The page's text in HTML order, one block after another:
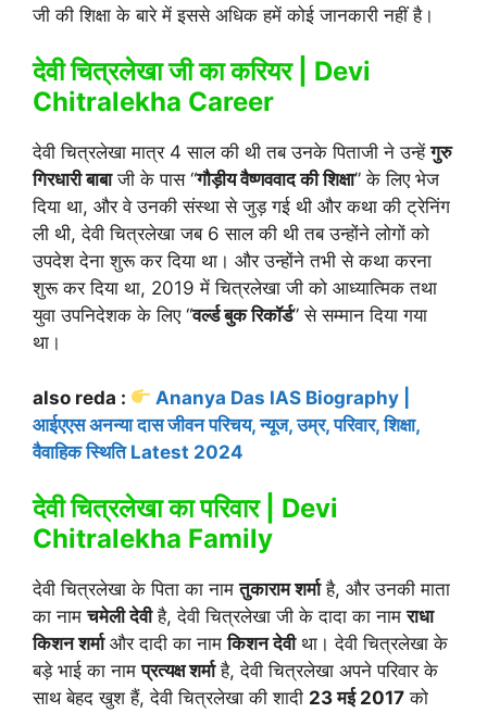
जी की शिक्षा के बारे में इससे अधिक हमें कोई जानकारी नहीं है।
देवी चित्रलेखा जी का करियर | Devi
Chitralekha Career
देवी चित्रलेखा मात्र 4 साल की थी तब उनके पिताजी ने उन्हेंगुरु
गिरधारी बाबाजी के पास “गौड़ीय वैष्णववाद की शिक्षा” के लिए भेज
दिया था, और वे उनकी संस्था से जुड़ गई थी और कथा की ट्रेनिंग
ली थी, देवी चित्रलेखा जब 6 साल की थी तब उन्होंने लोगों को
उपदेश देना शुरू कर दिया था। और उन्होंने तभी से कथा करना
शुरू कर दिया था, 2019 में चित्रलेखा जी को आध्यात्मिक तथा
युवा उपनिदेशक के लिए “वर्ल्ड बुक रिकॉर्ड” से सम्मान दिया गया
था।
also reda :
Ananya Das IAS Biography |
आईएएस अनन्या दास जीवन परिचय, न्यूज, उम्र, परिवार, शिक्षा,
वैवाहिक स्थिति Latest 2024
देवी चित्रलेखा का परिवार | Devi
Chitralekha Family
देवी चित्रलेखा के पिता का नामतुकाराम शर्माहै, और उनकी माता
का नामचमेली देवीहै, देवी चित्रलेखा जी के दादा का नामराधा
किशन शर्माऔर दादी का नामकिशन देवीथा। देवी चित्रलेखा के
बड़े भाई का नामप्रत्यक्ष शर्माहै, देवी चित्रलेखा अपने परिवार के
साथ बेहद खुश हैं, देवी चित्रलेखा की शादी 23 मई 2017 को